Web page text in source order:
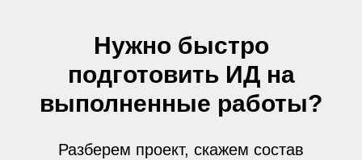
Нужно быстро
подготовить ИД на
выполненные работы?
Разберем проект, скажем состав